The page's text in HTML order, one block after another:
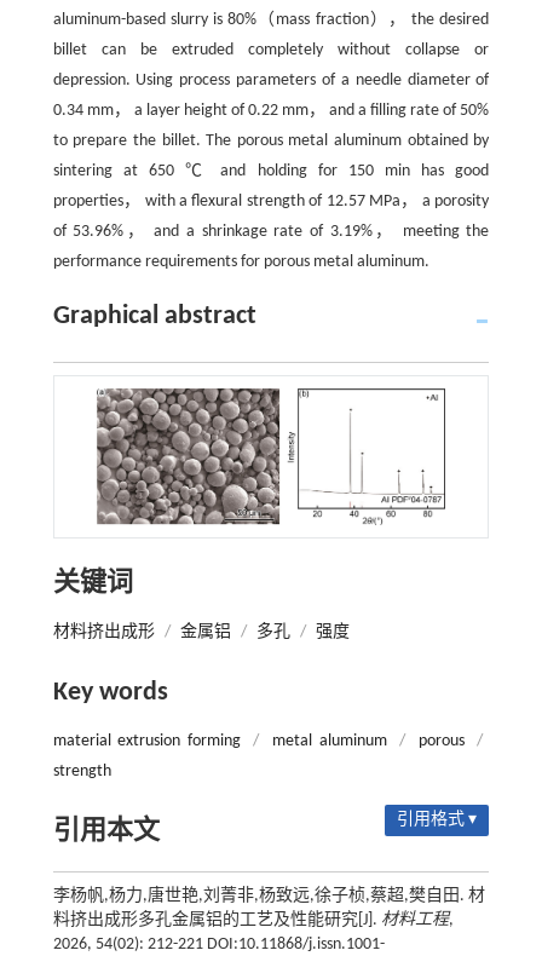
aluminum-based slurry is 80%（mass fraction）， the desired
billet can be extruded completely without collapse or
depression. Using process parameters of a needle diameter of
0.34 mm， a layer height of 0.22 mm， and a filling rate of 50%
to prepare the billet. The porous metal aluminum obtained by
sintering at 650 ℃ and holding for 150 min has good
properties， with a flexural strength of 12.57 MPa， a porosity
of 53.96%， and a shrinkage rate of 3.19%， meeting the
performance requirements for porous metal aluminum.
Graphical abstract
关键词
材料挤出成形 / 金属铝 / 多孔 / 强度
Key words
material extrusion forming / metal aluminum / porous
/
strength
引用本文 引用格式 ▾
李杨帆,杨力,唐世艳,刘菁非,杨致远,徐子桢,蔡超,樊自田. 材
料挤出成形多孔金属铝的工艺及性能研究[J]. 材料工程,
2026, 54(02): 212-221 DOI:10.11868/j.issn.1001-